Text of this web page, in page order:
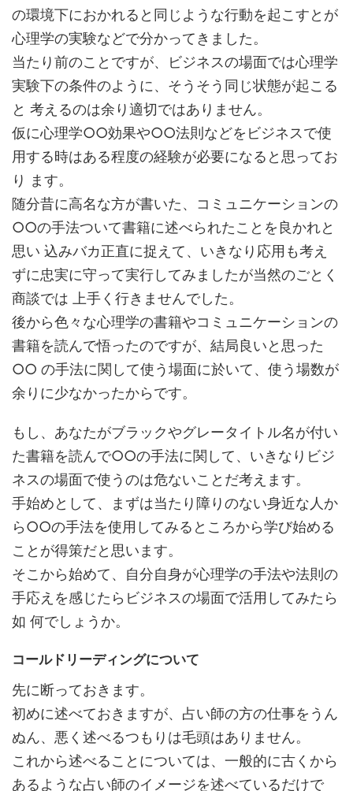
の環境下におかれると同じような行動を起こすとが
心理学の実験などで分かってきました。
当たり前のことですが、ビジネスの場面では心理学
実験下の条件のように、そうそう同じ状態が起こる
と 考えるのは余り適切ではありません。
仮に心理学○○効果や○○法則などをビジネスで使
用する時はある程度の経験が必要になると思ってお
り ます。
随分昔に高名な方が書いた、コミュニケーションの
○○の手法ついて書籍に述べられたことを良かれと
思い 込みバカ正直に捉えて、いきなり応用も考え
ずに忠実に守って実行してみましたが当然のごとく
商談では 上手く行きませんでした。
後から色々な心理学の書籍やコミュニケーションの
書籍を読んで悟ったのですが、結局良いと思った
○○ の手法に関して使う場面に於いて、使う場数が
余りに少なかったからです。
もし、あなたがブラックやグレータイトル名が付い
た書籍を読んで○○の手法に関して、いきなりビジ
ネスの場面で使うのは危ないことだ考えます。
手始めとして、まずは当たり障りのない身近な人か
ら○○の手法を使用してみるところから学び始める
ことが得策だと思います。
そこから始めて、自分自身が心理学の手法や法則の
手応えを感じたらビジネスの場面で活用してみたら
如 何でしょうか。
コールドリーディングについて
先に断っておきます。
初めに述べておきますが、占い師の方の仕事をうん
ぬん、悪く述べるつもりは毛頭はありません。
これから述べることについては、一般的に古くから
あるような占い師のイメージを述べているだけで